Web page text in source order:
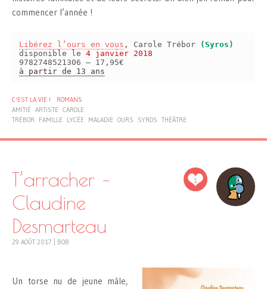
commencer l’année !
Libérez l’ours en vous , Carole Trébor
(Syros)
disponible le 4 janvier 2018
9782748521306 – 17,95€
à partir de 13 ans
C'EST LA VIE !
ROMANS
AMITIÉ ARTISTE CAROLE
TRÉBOR
FAMILLE LYCÉE MALADIE OURS SYROS THÉÂTRE
1
T’arracher –
Claudine
Desmarteau
29 AOÛT 2017 BOB
Un torse nu de jeune mâle,